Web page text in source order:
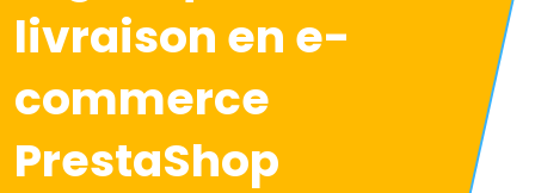
livraison en e-
commerce
PrestaShop